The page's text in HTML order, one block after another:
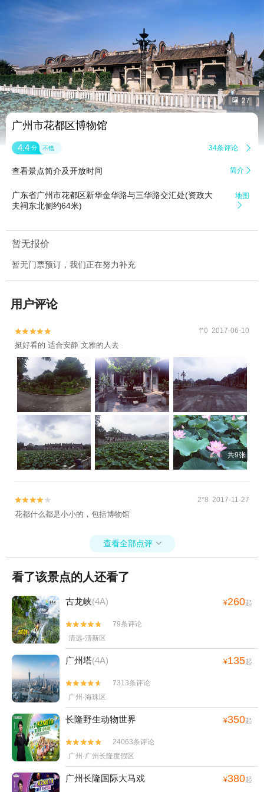
 27
广州市花都区博物馆
4.4 分 不错 34条评论 
查看景点简介及开放时间 简介 
广东省广州市花都区新华金华路与三华路交汇处(资政大
夫祠东北侧约64米)
地图

暂无报价
暂无门票预订，我们正在努力补充
用户评论

 f*0 2017-06-10
挺好看的 适合安静 文雅的人去
共9张

 2*8 2017-11-27
花都什么都是小小的，包括博物馆
查看全部点评 
看了该景点的人还看了
古龙峡(4A) ¥260起


79条评论
清远·清新区
广州塔(4A) ¥135起


7313条评论
广州·海珠区
长隆野生动物世界 ¥350起


24063条评论
广州·广州长隆度假区
广州长隆国际大马戏 ¥380起